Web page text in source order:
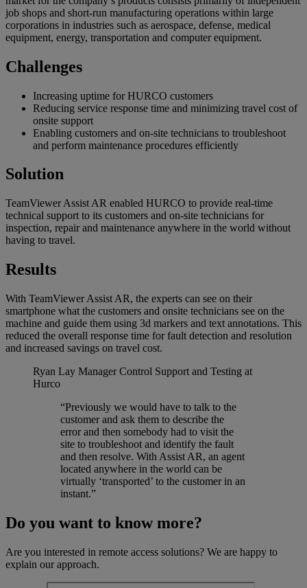
job shops and short-run manufacturing operations within large
corporations in industries such as aerospace, defense, medical
equipment, energy, transportation and computer equipment.
Challenges
Increasing uptime for HURCO customers
Reducing service response time and minimizing travel cost of
onsite support
Enabling customers and on-site technicians to troubleshoot
and perform maintenance procedures efficiently
Solution
TeamViewer Assist AR enabled HURCO to provide real-time
technical support to its customers and on-site technicians for
inspection, repair and maintenance anywhere in the world without
having to travel.
Results
With TeamViewer Assist AR, the experts can see on their
smartphone what the customers and onsite technicians see on the
machine and guide them using 3d markers and text annotations. This
reduced the overall response time for fault detection and resolution
and increased savings on travel cost.
Ryan Lay Manager Control Support and Testing at
Hurco
“Previously we would have to talk to the
customer and ask them to describe the
error and then somebody had to visit the
site to troubleshoot and identify the fault
and then resolve. With Assist AR, an agent
located anywhere in the world can be
virtually ‘transported’ to the customer in an
instant.”
Do you want to know more?
Are you interested in remote access solutions? We are happy to
explain our approach.